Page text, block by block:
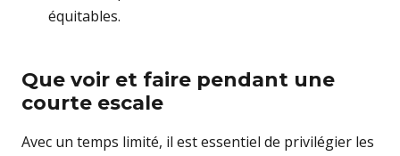
équitables.
Que voir et faire pendant une
courte escale
Avec un temps limité, il est essentiel de privilégier les